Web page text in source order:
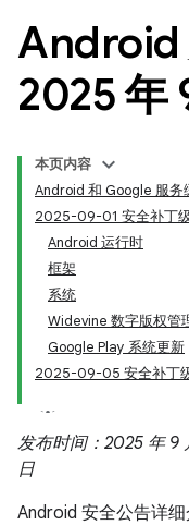
Android
2025 年
本页内容
Android 和 Google 服务
2025-09-01 安全补丁
Android 运行时
框架
系统
Widevine 数字版权管
Google Play 系统更新
2025-09-05 安全补丁
发布时间：2025 年 9
日
Android 安全公告详